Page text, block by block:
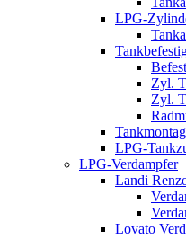
LPG-
Zyl.
Zyl.
LPG-
LPG-Verdampfer
Landi
Lovato